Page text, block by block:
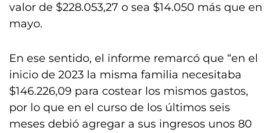
valor de $228.053,27 o sea $14.050 más que en
mayo.
En ese sentido, el informe remarcó que “en el
inicio de 2023 la misma familia necesitaba
$146.226,09 para costear los mismos gastos,
por lo que en el curso de los últimos seis
meses debió agregar a sus ingresos unos 80